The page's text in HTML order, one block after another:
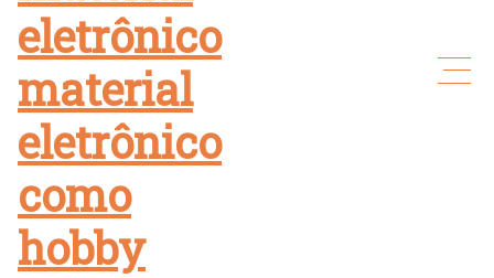
eletrônico
material
eletrônico
como
hobby